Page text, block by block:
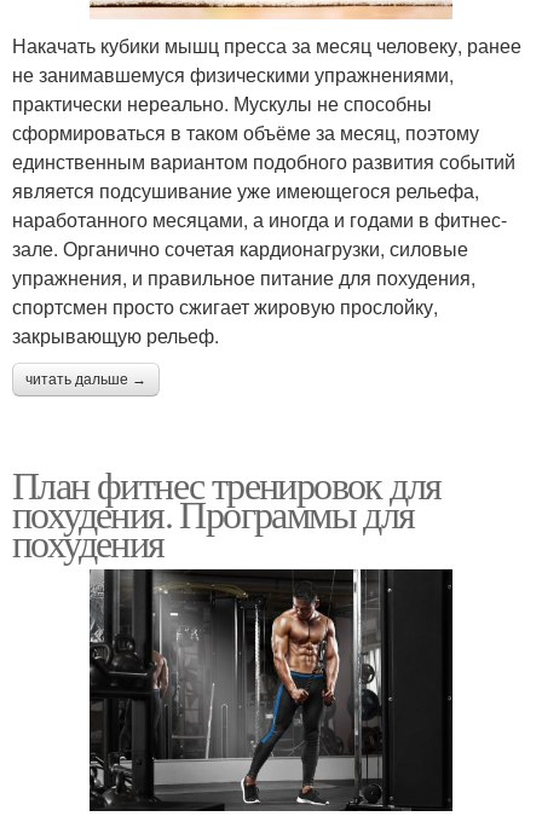
Накачать кубики мышц пресса за месяц человеку, ранее
не занимавшемуся физическими упражнениями,
практически нереально. Мускулы не способны
сформироваться в таком объёме за месяц, поэтому
единственным вариантом подобного развития событий
является подсушивание уже имеющегося рельефа,
наработанного месяцами, а иногда и годами в фитнес-
зале. Органично сочетая кардионагрузки, силовые
упражнения, и правильное питание для похудения,
спортсмен просто сжигает жировую прослойку,
закрывающую рельеф.
читать дальше →
План фитнес тренировок для
похудения. Программы для
похудения